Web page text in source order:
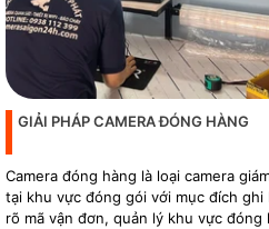
GIẢI PHÁP CAMERA ĐÓNG HÀNG
Camera đóng hàng là loại camera
tại khu vực đóng gói với mục đích
rõ mã vận đơn, quản lý khu vực đóng